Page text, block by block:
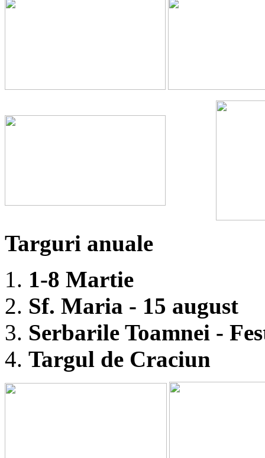
Targuri anuale
1-8 Martie
Sf. Maria - 15 august
Serbarile Toamnei -
Targul de Craciun